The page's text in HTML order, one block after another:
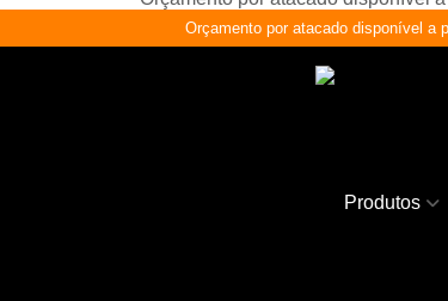
Orçamento por atacado disponível a
Produtos